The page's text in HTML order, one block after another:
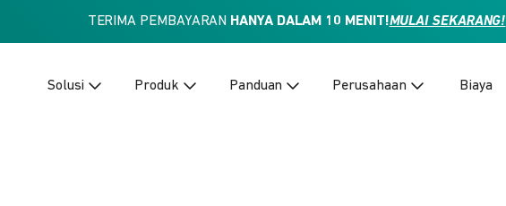
TERIMA PEMBAYARAN HANYA DALAM 10 MENIT!MULAI SEKARANG!
Solusi Produk Panduan Perusahaan Biaya